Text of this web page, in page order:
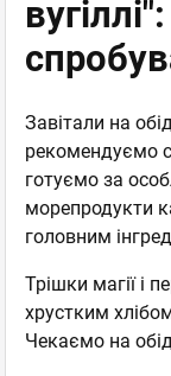
Завітали на
рекомендуємо
готуємо за
морепродукти
головним
Трішки магії і
хрустким
Чекаємо на